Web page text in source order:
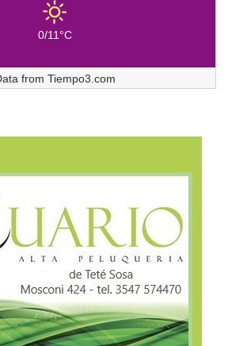
0/11°C
from Tiempo3.com